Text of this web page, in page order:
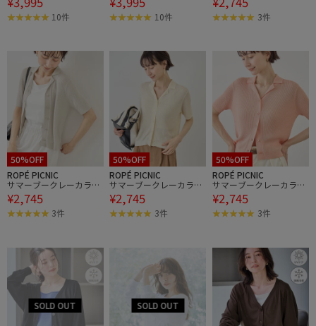
10件 10件 3件
50%OFF
ROPÉ PICNIC
サマーブークレーカラー
カーディガン
¥2,745
3件
50%OFF
ROPÉ PICNIC
サマーブークレーカラー
カーディガン
¥2,745
3件
50%OFF
ROPÉ PICNIC
サマーブークレーカラー
カーディガン
¥2,745
3件